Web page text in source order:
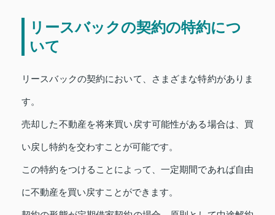
リースバックの契約の特約につ
いて
リースバックの契約において、さまざまな特約がありま
す。
売却した不動産を将来買い戻す可能性がある場合は、買
い戻し特約を交わすことが可能です。
この特約をつけることによって、一定期間であれば自由
に不動産を買い戻すことができます。